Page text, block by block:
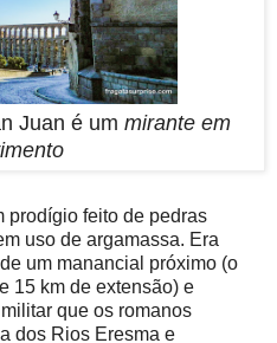
Juan é um mirante em
prodígio feito de pedras
uso de argamassa. Era
um manancial próximo (o
15 km de extensão) e
que os romanos
dos Rios Eresma e